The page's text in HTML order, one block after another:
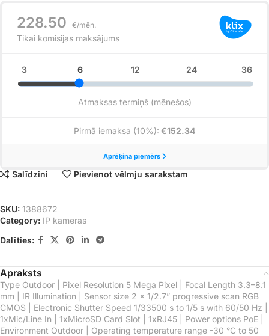
Salīdzini Pievienot vēlmju sarakstam
SKU: 1388672
Category: IP kameras
Dalīties:
Apraksts
Type Outdoor | Pixel Resolution 5 Mega Pixel | Focal Length 3.3–8.1
mm | IR Illumination | Sensor size 2 x 1/2.7” progressive scan RGB
CMOS | Electronic Shutter Speed 1/33500 s to 1/5 s with 60/50 Hz |
1xMic/Line In | 1xMicroSD Card Slot | 1xRJ45 | Power options PoE |
Environment Outdoor | Operating temperature range -30 °C to 50